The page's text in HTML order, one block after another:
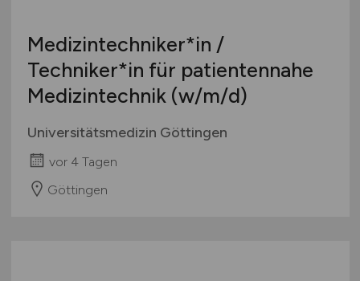
Medizintechniker*in /
Techniker*in für patientennahe
Medizintechnik (w/m/d)
Universitätsmedizin Göttingen
vor 4 Tagen
Göttingen